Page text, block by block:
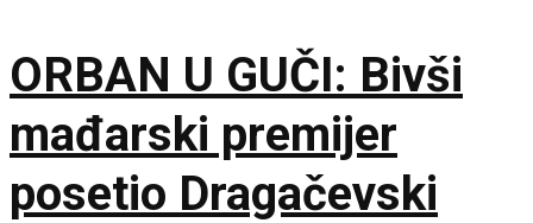
ORBAN U GUČI: Bivši
mađarski premijer
posetio Dragačevski